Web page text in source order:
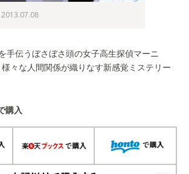
手伝うぼさぼさ頭の女子高生探偵マーニ
々な人間関係が織りなす新感覚ミステリー
購入